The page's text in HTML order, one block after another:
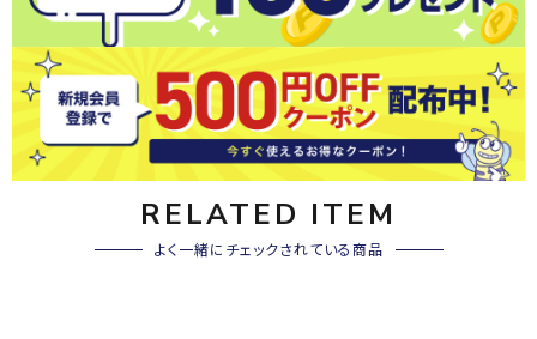
RELATED ITEM
よく一緒にチェックされている商品